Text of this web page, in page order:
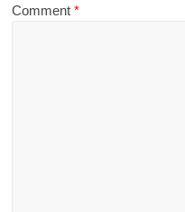
Comment*